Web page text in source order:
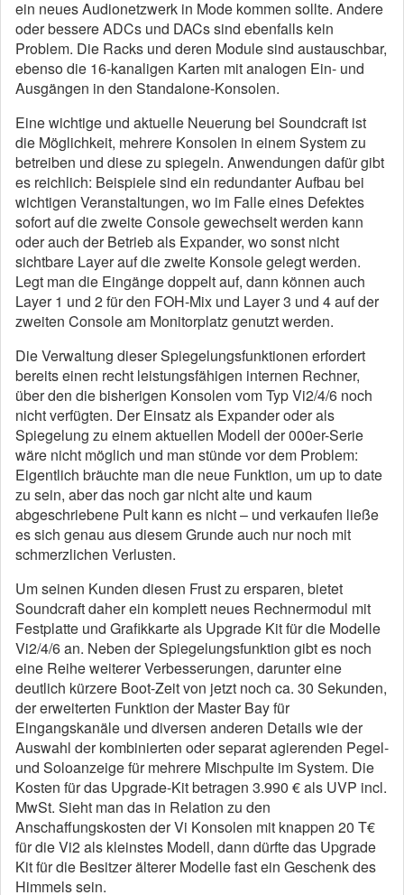
ein neues Audionetzwerk in Mode kommen sollte. Andere
oder bessere ADCs und DACs sind ebenfalls kein
Problem. Die Racks und deren Module sind austauschbar,
ebenso die 16-kanaligen Karten mit analogen Ein- und
Ausgängen in den Standalone-Konsolen.
Eine wichtige und aktuelle Neuerung bei Soundcraft ist
die Möglichkeit, mehrere Konsolen in einem System zu
betreiben und diese zu spiegeln. Anwendungen dafür gibt
es reichlich: Beispiele sind ein redundanter Aufbau bei
wichtigen Veranstaltungen, wo im Falle eines Defektes
sofort auf die zweite Console gewechselt werden kann
oder auch der Betrieb als Expander, wo sonst nicht
sichtbare Layer auf die zweite Konsole gelegt werden.
Legt man die Eingänge doppelt auf, dann können auch
Layer 1 und 2 für den FOH-Mix und Layer 3 und 4 auf der
zweiten Console am Monitorplatz genutzt werden.
Die Verwaltung dieser Spiegelungsfunktionen erfordert
bereits einen recht leistungsfähigen internen Rechner,
über den die bisherigen Konsolen vom Typ Vi2/4/6 noch
nicht verfügten. Der Einsatz als Expander oder als
Spiegelung zu einem aktuellen Modell der 000er-Serie
wäre nicht möglich und man stünde vor dem Problem:
Eigentlich bräuchte man die neue Funktion, um up to date
zu sein, aber das noch gar nicht alte und kaum
abgeschriebene Pult kann es nicht – und verkaufen ließe
es sich genau aus diesem Grunde auch nur noch mit
schmerzlichen Verlusten.
Um seinen Kunden diesen Frust zu ersparen, bietet
Soundcraft daher ein komplett neues Rechnermodul mit
Festplatte und Grafikkarte als Upgrade Kit für die Modelle
Vi2/4/6 an. Neben der Spiegelungsfunktion gibt es noch
eine Reihe weiterer Verbesserungen, darunter eine
deutlich kürzere Boot-Zeit von jetzt noch ca. 30 Sekunden,
der erweiterten Funktion der Master Bay für
Eingangskanäle und diversen anderen Details wie der
Auswahl der kombinierten oder separat agierenden Pegel-
und Soloanzeige für mehrere Mischpulte im System. Die
Kosten für das Upgrade-Kit betragen 3.990 € als UVP incl.
MwSt. Sieht man das in Relation zu den
Anschaffungskosten der Vi Konsolen mit knappen 20 T€
für die Vi2 als kleinstes Modell, dann dürfte das Upgrade
Kit für die Besitzer älterer Modelle fast ein Geschenk des
Himmels sein.